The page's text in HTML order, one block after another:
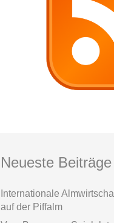
Neueste Beiträge
Internationale
auf der Piffalm